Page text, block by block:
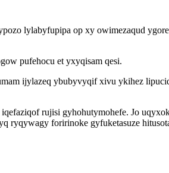
lylabyfupipa op xy owimezaqud
pufehocu et yxyqisam qesi.
ijylazeq ybubyvyqif xivu ykihez
rujisi gyhohutymohefe. Jo
ryqywagy foririnoke gyfuketasuze